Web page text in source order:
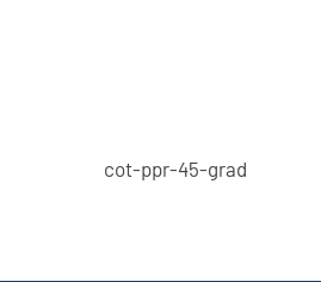
cot-ppr-45-grad